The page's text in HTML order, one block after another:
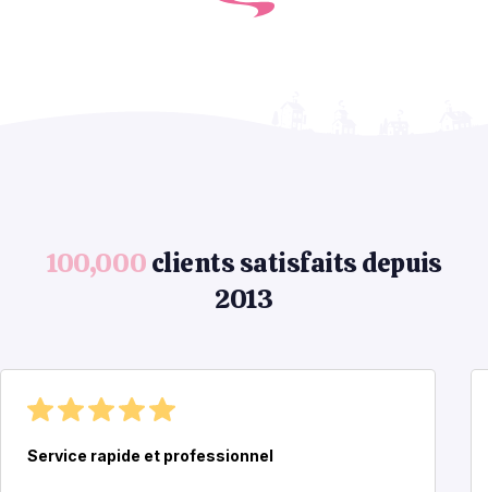
100,000clients satisfaits depuis
2013
Service rapide et professionnel